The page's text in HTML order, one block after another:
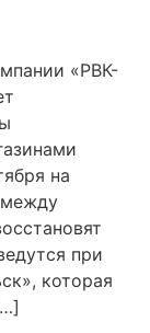
«РВК-
на
между
при
которая